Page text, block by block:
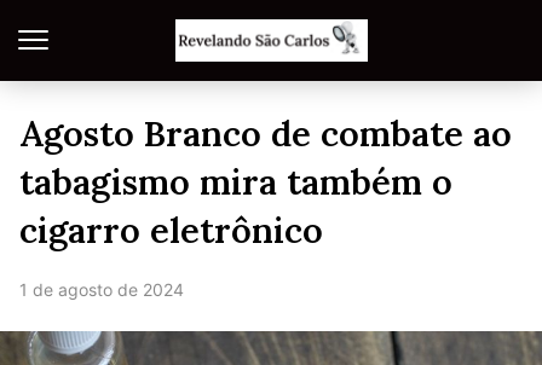
Agosto Branco de combate ao
tabagismo mira também o
cigarro eletrônico
1 de agosto de 2024